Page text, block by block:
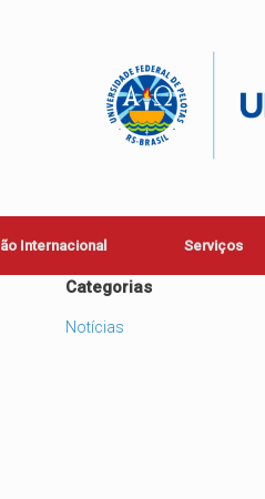
Internacional Serviços
Categorias
Notícias